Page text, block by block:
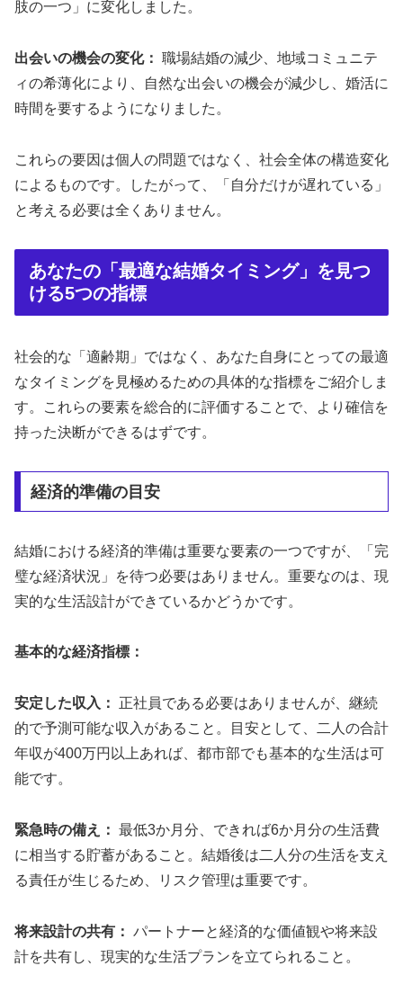
肢の一つ」に変化しました。
出会いの機会の変化： 職場結婚の減少、地域コミュニテ
ィの希薄化により、自然な出会いの機会が減少し、婚活に
時間を要するようになりました。
これらの要因は個人の問題ではなく、社会全体の構造変化
によるものです。したがって、「自分だけが遅れている」
と考える必要は全くありません。
あなたの「最適な結婚タイミング」を見つ
ける5つの指標
社会的な「適齢期」ではなく、あなた自身にとっての最適
なタイミングを見極めるための具体的な指標をご紹介しま
す。これらの要素を総合的に評価することで、より確信を
持った決断ができるはずです。
経済的準備の目安
結婚における経済的準備は重要な要素の一つですが、「完
璧な経済状況」を待つ必要はありません。重要なのは、現
実的な生活設計ができているかどうかです。
基本的な経済指標：
安定した収入：
正社員である必要はありませんが、継続
的で予測可能な収入があること。目安として、二人の合計
年収が400万円以上あれば、都市部でも基本的な生活は可
能です。
緊急時の備え： 最低3か月分、できれば6か月分の生活費
に相当する貯蓄があること。結婚後は二人分の生活を支え
る責任が生じるため、リスク管理は重要です。
将来設計の共有： パートナーと経済的な価値観や将来設
計を共有し、現実的な生活プランを立てられること。